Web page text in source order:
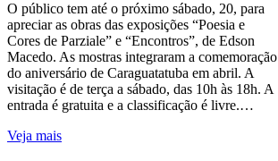
O público tem até o próximo sábado, 20, para
apreciar as obras das exposições “Poesia e
Cores de Parziale” e “Encontros”, de Edson
Macedo. As mostras integraram a comemoração
do aniversário de Caraguatatuba em abril. A
visitação é de terça a sábado, das 10h às 18h. A
entrada é gratuita e a classificação é livre.…
Veja mais